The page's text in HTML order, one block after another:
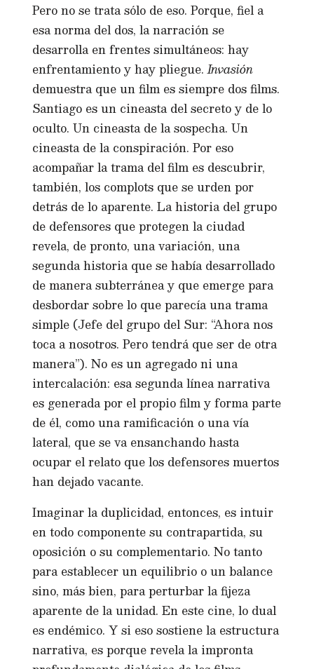
Pero no se trata sólo de eso. Porque, fiel a
esa norma del dos, la narración se
desarrolla en frentes simultáneos: hay
enfrentamiento y hay pliegue.Invasión
demuestra que un film es siempre dos films.
Santiago es un cineasta del secreto y de lo
oculto. Un cineasta de la sospecha. Un
cineasta de la conspiración. Por eso
acompañar la trama del film es descubrir,
también, los complots que se urden por
detrás de lo aparente. La historia del grupo
de defensores que protegen la ciudad
revela, de pronto, una variación, una
segunda historia que se había desarrollado
de manera subterránea y que emerge para
desbordar sobre lo que parecía una trama
simple (Jefe del grupo del Sur: “Ahora nos
toca a nosotros. Pero tendrá que ser de otra
manera”). No es un agregado ni una
intercalación: esa segunda línea narrativa
es generada por el propio film y forma parte
de él, como una ramificación o una vía
lateral, que se va ensanchando hasta
ocupar el relato que los defensores muertos
han dejado vacante.
Imaginar la duplicidad, entonces, es intuir
en todo componente su contrapartida, su
oposición o su complementario. No tanto
para establecer un equilibrio o un balance
sino, más bien, para perturbar la fijeza
aparente de la unidad. En este cine, lo dual
es endémico. Y si eso sostiene la estructura
narrativa, es porque revela la impronta